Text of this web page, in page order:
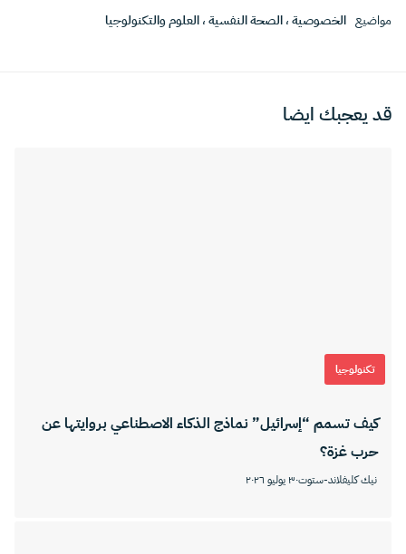
مواضيع الخصوصية،الصحة النفسية،العلوم والتكنولوجيا
قد يعجبك ايضا
تكنولوجيا
كيف تسمم “إسرائيل” نماذج الذكاء الاصطناعي بروايتها عن
حرب غزة؟
نيك كليفلاند-ستوت٣٠ يوليو ٢٠٢٦